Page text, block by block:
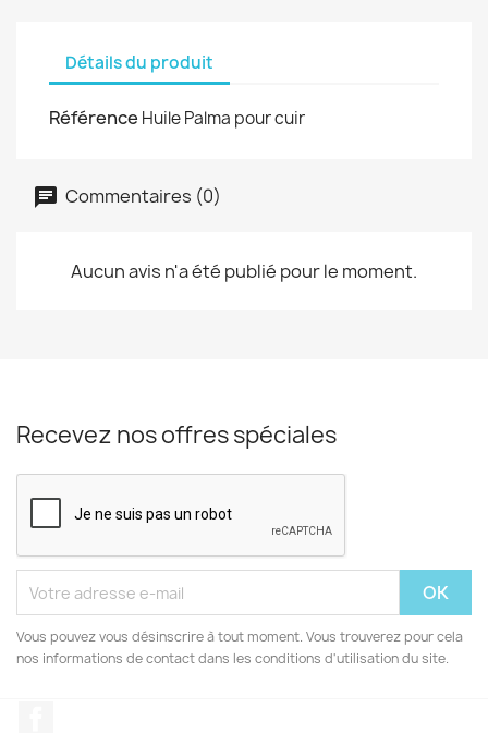
Détails du produit
Référence Huile Palma pour cuir
Commentaires (0)
Aucun avis n'a été publié pour le moment.
Recevez nos offres spéciales
Vous pouvez vous désinscrire à tout moment. Vous trouverez pour cela
nos informations de contact dans les conditions d'utilisation du site.